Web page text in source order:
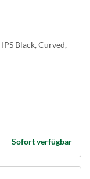
Black, Curved,
Sofort verfügbar